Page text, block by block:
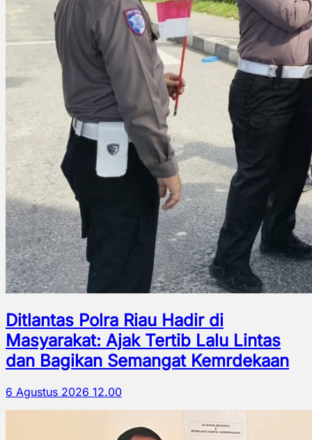
Ditlantas Polra Riau Hadir di
Masyarakat: Ajak Tertib Lalu Lintas
dan Bagikan Semangat Kemrdekaan
6 Agustus 2026 12.00